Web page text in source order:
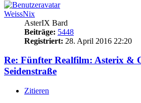
WeissNix
AsterIX Bard
Beiträge: 5448
Registriert: 28. April 2016 22:20
Re: Fünfter Realfilm: Asterix &
Seidenstraße
Zitieren